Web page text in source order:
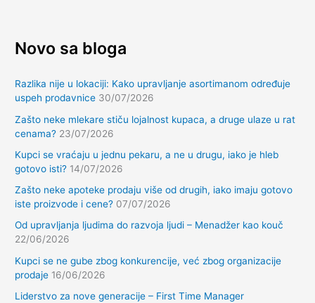
Novo sa bloga
Razlika nije u lokaciji: Kako upravljanje asortimanom određuje
uspeh prodavnice 30/07/2026
Zašto neke mlekare stiču lojalnost kupaca, a druge ulaze u rat
cenama? 23/07/2026
Kupci se vraćaju u jednu pekaru, a ne u drugu, iako je hleb
gotovo isti? 14/07/2026
Zašto neke apoteke prodaju više od drugih, iako imaju gotovo
iste proizvode i cene? 07/07/2026
Od upravljanja ljudima do razvoja ljudi – Menadžer kao kouč
22/06/2026
Kupci se ne gube zbog konkurencije, već zbog organizacije
prodaje 16/06/2026
Liderstvo za nove generacije – First Time Manager